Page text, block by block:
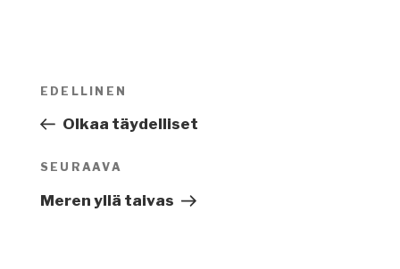
Artikkelien
Edellinen
artikkeli
EDELLINEN
Olkaa täydelliset
Seuraava
artikkeli
SEURAAVA
Meren yllä taivas